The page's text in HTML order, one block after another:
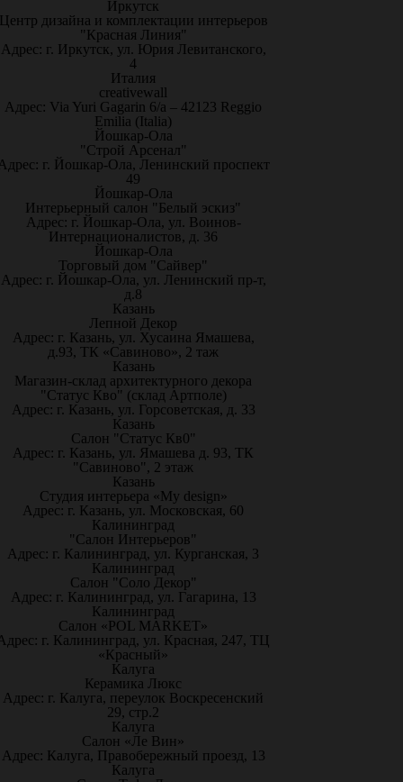
Иркутск
дизайна и комплектации интерьеров
"Красная Линия"
Адрес: г. Иркутск, ул. Юрия Левитанского,
4
Италия
creativewall
Адрес: Via Yuri Gagarin 6/a – 42123 Reggio
Emilia (Italia)
Йошкар-Ола
"Строй Арсенал"
г. Йошкар-Ола, Ленинский проспект
49
Йошкар-Ола
Интерьерный салон "Белый эскиз"
Адрес: г. Йошкар-Ола, ул. Воинов-
Интернационалистов, д. 36
Йошкар-Ола
Торговый дом "Сайвер"
Адрес: г. Йошкар-Ола, ул. Ленинский пр-т,
д.8
Казань
Лепной Декор
Адрес: г. Казань, ул. Хусаина Ямашева,
д.93, ТК «Савиново», 2 таж
Казань
Магазин-склад архитектурного декора
"Статус Кво" (склад Артполе)
Адрес: г. Казань, ул. Горсоветская, д. 33
Казань
Салон "Статус Кв0"
Адрес: г. Казань, ул. Ямашева д. 93, ТК
"Савиново", 2 этаж
Казань
Студия интерьера «My design»
Адрес: г. Казань, ул. Московская, 60
Калининград
"Салон Интерьеров"
Адрес: г. Калининград, ул. Курганская, 3
Калининград
Салон "Соло Декор"
Адрес: г. Калининград, ул. Гагарина, 13
Калининград
Салон «POL MARKET»
г. Калининград, ул. Красная, 247, ТЦ
«Красный»
Калуга
Керамика Люкс
Адрес: г. Калуга, переулок Воскресенский
29, стр.2
Калуга
Салон «Ле Вин»
Адрес: Калуга, Правобережный проезд, 13
Калуга